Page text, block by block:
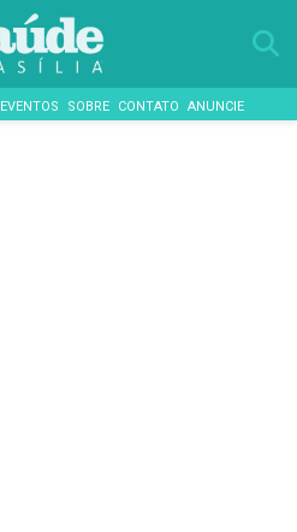
EVENTOS SOBRE CONTATO ANUNCIE